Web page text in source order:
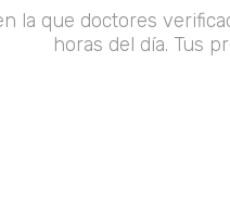
la que doctores
horas del día. Tus